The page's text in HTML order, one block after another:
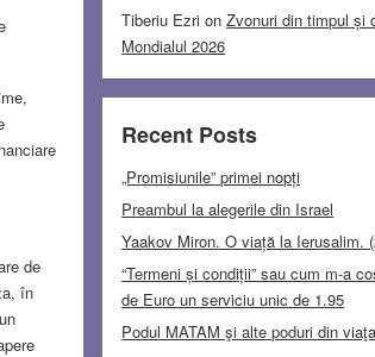
de
în
Tiberiu Ezri onZvonuri din timpul și
Mondialul 2026
Recent Posts
„Promisiunile” primei nopți
Preambul la alegerile din Israel
Yaakov Miron. O viață la Ierusalim.
“Termeni și condiții” sau cum m-a
de Euro un serviciu unic de 1.95
Podul MATAM şi alte poduri din